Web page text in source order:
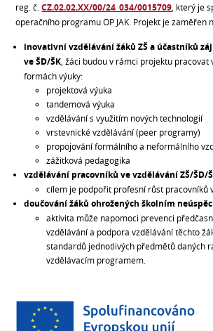
reg. č.CZ.02.02.XX/00/24_034/0015709 , který je
operačního programu OP JAK. Projekt je zaměřen
inovativní vzdělávání žáků ZŠ a účastníků
ve ŠD/ŠK , žáci budou v rámci projektu
formách výuky:
projektová výuka
tandemová výuka
vzdělávání s využitím nových technologií
vrstevnické vzdělávání (peer programy)
propojování formálního a neformálního
zážitková pedagogika
vzdělávání pracovníků ve vzdělávání ZŠ/ŠD/
cílem je podpořit profesní růst pracovníků
doučování žáků ohrožených školním
aktivita může napomoci prevenci
vzdělávání a podpora vzdělávání těchto
standardů jednotlivých předmětů daných
vzdělávacím programem.